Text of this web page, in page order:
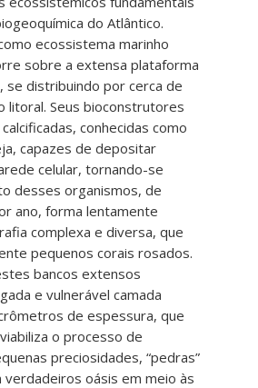
do Atlântico.
ecossistema marinho
sobre a extensa plataforma
se distribuindo por cerca de
litoral. Seus bioconstrutores
conhecidas como
capazes de depositar
celular, tornando-se
desses organismos, de
ano, forma lentamente
complexa e diversa, que
pequenos corais rosados.
bancos extensos
e vulnerável camada
de espessura, que
o processo de
preciosidades, “pedras”
oásis em meio às